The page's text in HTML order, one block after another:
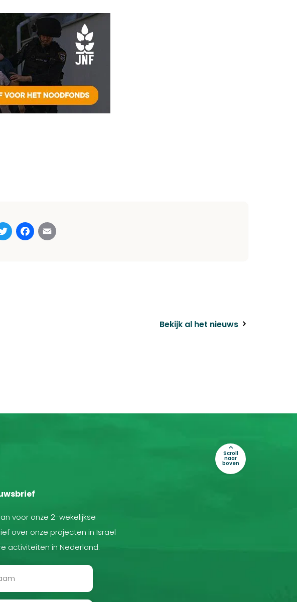
TwitterFacebook
Bekijk al het nieuws
Scroll
naar
boven
voor onze 2-wekelijkse
over onze projecten in Israël
activiteiten in Nederland.